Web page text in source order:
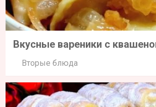
Вкусные вареники с
Вторые блюда